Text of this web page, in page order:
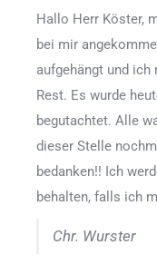
Hallo Herr Köster,
bei mir
aufgehängt und
Rest. Es wurde
begutachtet. Alle
dieser Stelle
bedanken!! Ich
behalten, falls ich
Chr. Wurster